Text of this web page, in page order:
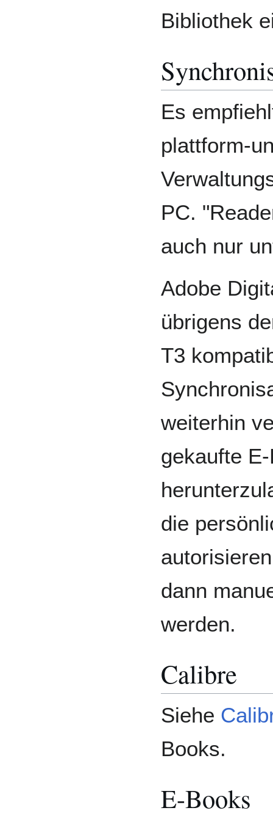
Bibliothek
Es
plattform-
PC.
auch nur
Adobe
übrigens
T3
weiterhin
gekaufte
die
dann
werden.
Calibre
Siehe
Books.
E-Books